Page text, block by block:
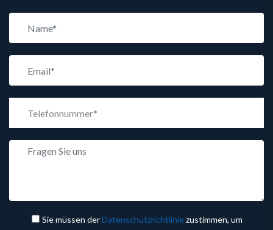
Sie müssen derDatenschutzrichtliniezustimmen, um